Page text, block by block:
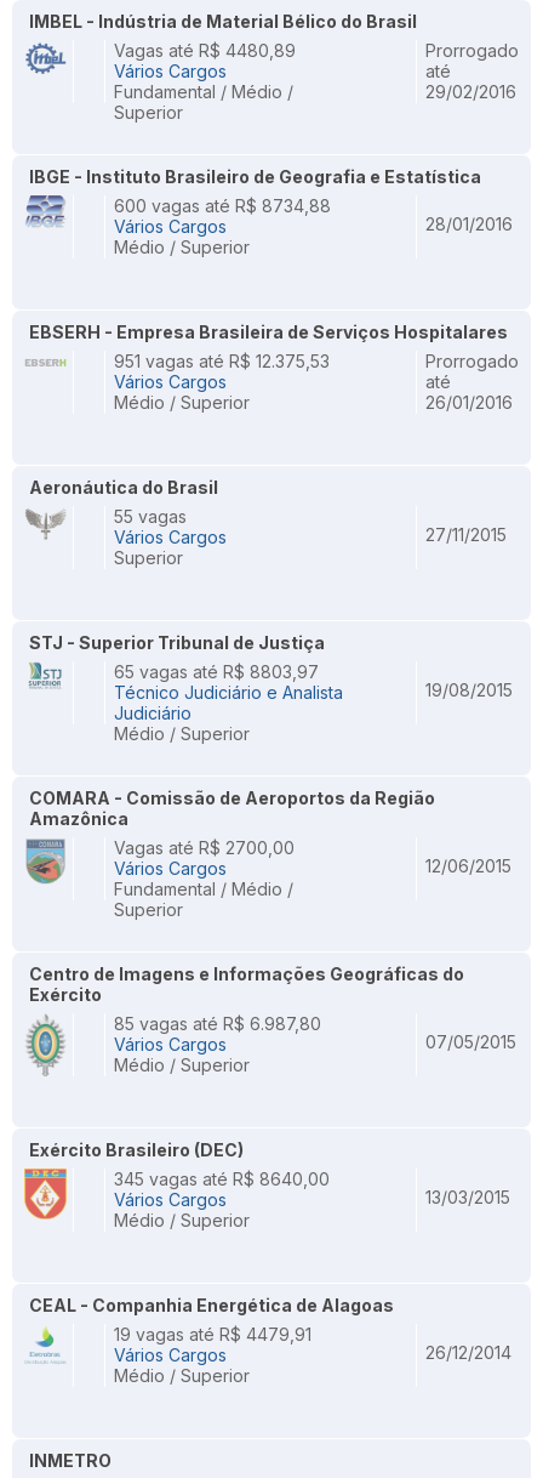
IMBEL - Indústria de Material Bélico do Brasil
Vagas até R$ 4480,89
Vários Cargos
Fundamental / Médio /
Superior
Prorrogado
até
29/02/2016
IBGE - Instituto Brasileiro de Geografia e Estatística
600 vagas até R$ 8734,88
Vários Cargos
Médio / Superior
28/01/2016
EBSERH - Empresa Brasileira de Serviços Hospitalares
951 vagas até R$ 12.375,53
Vários Cargos
Médio / Superior
Prorrogado
até
26/01/2016
Aeronáutica do Brasil
55 vagas
Vários Cargos
Superior
27/11/2015
STJ - Superior Tribunal de Justiça
65 vagas até R$ 8803,97
Técnico Judiciário e Analista
Judiciário
Médio / Superior
19/08/2015
COMARA - Comissão de Aeroportos da Região
Amazônica
Vagas até R$ 2700,00
Vários Cargos
Fundamental / Médio /
Superior
12/06/2015
Centro de Imagens e Informações Geográficas do
Exército
85 vagas até R$ 6.987,80
Vários Cargos
Médio / Superior
07/05/2015
Exército Brasileiro (DEC)
345 vagas até R$ 8640,00
Vários Cargos
Médio / Superior
13/03/2015
CEAL - Companhia Energética de Alagoas
19 vagas até R$ 4479,91
Vários Cargos
Médio / Superior
26/12/2014
INMETRO